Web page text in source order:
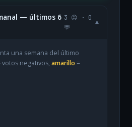
— últimos 6 3 😡 · 0
💬
▾
una semana del último
votos negativos, amarillo =